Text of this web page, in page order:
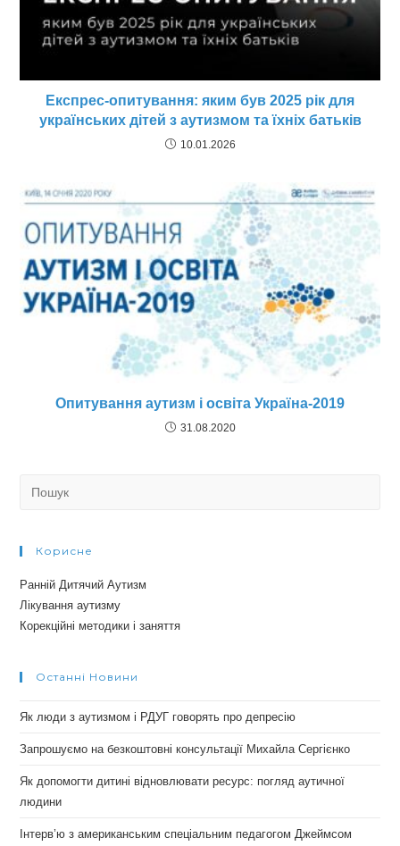
Експрес-опитування: яким був 2025 рік для
українських дітей з аутизмом та їхніх батьків
10.01.2026
Опитування аутизм і освіта Україна-2019
31.08.2020
Корисне
Ранній Дитячий Аутизм
Лікування аутизму
Корекційні методики і заняття
Останні Новини
Як люди з аутизмом і РДУГ говорять про депресію
Запрошуємо на безкоштовні консультації Михайла Сергієнко
Як допомогти дитині відновлювати ресурс: погляд аутичної
людини
Інтерв’ю з американським спеціальним педагогом Джеймсом